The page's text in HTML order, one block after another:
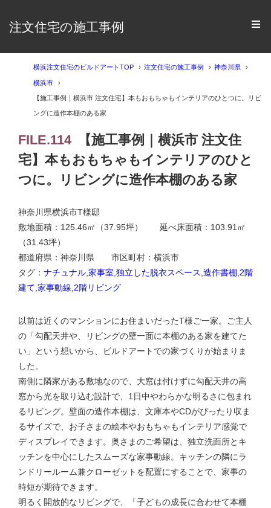
注文住宅の施工事例
横浜注文住宅のビルドアートTOP 注文住宅の施工事例 神奈川県
横浜市
【施工事例｜横浜市 注文住宅】本もおもちゃもインテリアのひとつに。リビ
ングに造作本棚のある家
FILE.114
【施工事例｜横浜市 注文住
宅】本もおもちゃもインテリアのひと
つに。リビングに造作本棚のある家
神奈川県横浜市T様邸
敷地面積：125.46㎡（37.95坪） 延べ床面積：103.91㎡
（31.43坪）
都道府県：神奈川県 市区町村：横浜市
タグ： ナチュナル 家事室 独立した脱衣スペース 造作書棚 2階
建て 家事動線 2階リビング
以前は近くのマンションにお住まいだったT様ご一家。ご主人
の「勾配天井や、リビングの壁一面に本棚のある家を建てた
い」という想いから、ビルドアートでの家づくりが始まりま
した。
南側に隣家がある敷地なので、大窓は付けずに勾配天井の高
窓から光を取り込む設計で、1日中やわらかな明るさに包まれ
るリビング。壁面の造作本棚は、文庫本やCDがぴったり収ま
るサイズで、お子さまの絵本やおもちゃもインテリア感覚で
ディスプレイできます。奥さまのご希望は、独立洗面所とキ
ッチンを中心にしたスムーズな家事動線。キッチンの隣にラ
ンドリールーム兼クローゼットを配置にすることで、家事の
時短が期待できます。
明るく開放的なリビングで、「子どもの成長に合わせて本棚